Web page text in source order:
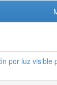
por luz